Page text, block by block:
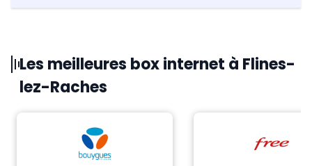
Les meilleures box internet à Flines-
lez-Raches